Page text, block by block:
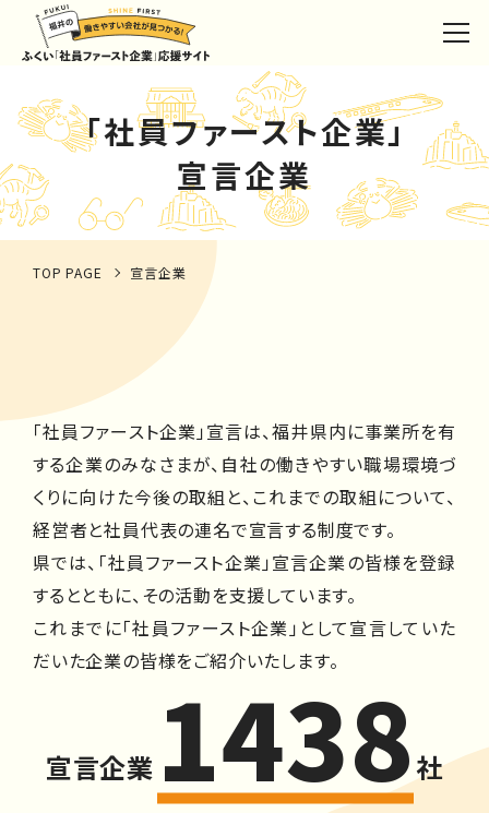
「社員ファースト企業」
宣言企業
TOP PAGE 宣言企業
「社員ファースト企業」宣言は、福井県内に事業所を有
する企業のみなさまが、自社の働きやすい職場環境づ
くりに向けた今後の取組と、これまでの取組について、
経営者と社員代表の連名で宣言する制度です。
県では、「社員ファースト企業」宣言企業の皆様を登録
するとともに、その活動を支援しています。
これまでに「社員ファースト企業」として宣言していた
だいた企業の皆様をご紹介いたします。
宣言企業 1438社